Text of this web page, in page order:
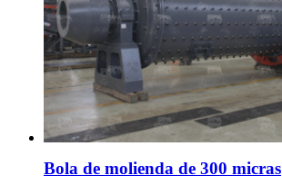
Bola de molienda de 300 micras